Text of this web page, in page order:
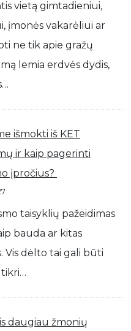
vietą gimtadieniui,
įmonės vakarėliui ar
ne tik apie gražų
lemia erdvės dydis,
išmokti iš KET
ir kaip pagerinti
įpročius?
taisyklių pažeidimas
bauda ar kitas
Vis dėlto tai gali būti
tikri…
daugiau žmonių